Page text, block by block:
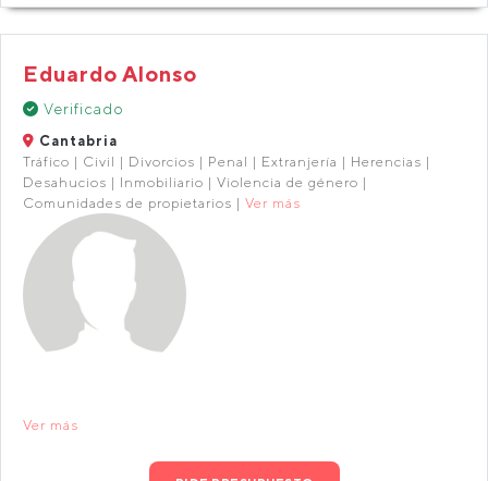
Eduardo Alonso
Verificado
Cantabria
Tráfico | Civil | Divorcios | Penal | Extranjería | Herencias |
Desahucios | Inmobiliario | Violencia de género |
Comunidades de propietarios | Ver más
Ver más